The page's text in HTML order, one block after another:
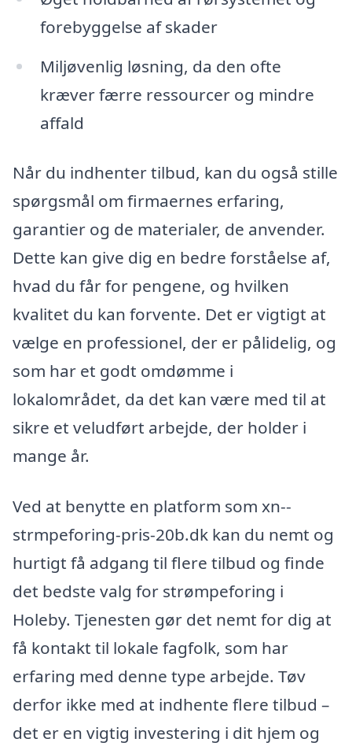
forebyggelse af skader
Miljøvenlig løsning, da den ofte
kræver færre ressourcer og mindre
affald
Når du indhenter tilbud, kan du også stille
spørgsmål om firmaernes erfaring,
garantier og de materialer, de anvender.
Dette kan give dig en bedre forståelse af,
hvad du får for pengene, og hvilken
kvalitet du kan forvente. Det er vigtigt at
vælge en professionel, der er pålidelig, og
som har et godt omdømme i
lokalområdet, da det kan være med til at
sikre et veludført arbejde, der holder i
mange år.
Ved at benytte en platform som xn--
strmpeforing-pris-20b.dk kan du nemt og
hurtigt få adgang til flere tilbud og finde
det bedste valg for strømpeforing i
Holeby. Tjenesten gør det nemt for dig at
få kontakt til lokale fagfolk, som har
erfaring med denne type arbejde. Tøv
derfor ikke med at indhente flere tilbud –
det er en vigtig investering i dit hjem og